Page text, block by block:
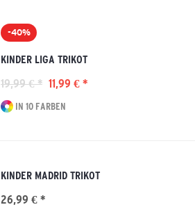
-40%
KINDER LIGA TRIKOT
19,99 € * 11,99 € *
IN 10 FARBEN
KINDER MADRID TRIKOT
26,99 € *